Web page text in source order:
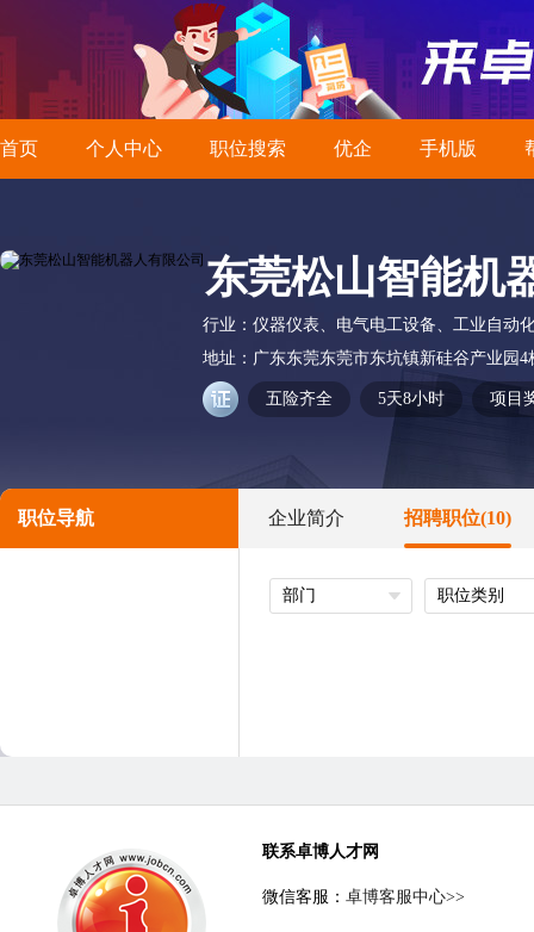
首页 个人中心 职位搜索 优企 手机版
东莞松山智能机
行业： 仪器仪表、电气电工设备、工业自动
地址： 广东东莞东莞市东坑镇新硅谷产业园4
五险齐全 5天8小时 项目
职位导航 企业简介 招聘职位(10)
部门 职位类别
联系卓博人才网
微信客服： 卓博客服中心>>